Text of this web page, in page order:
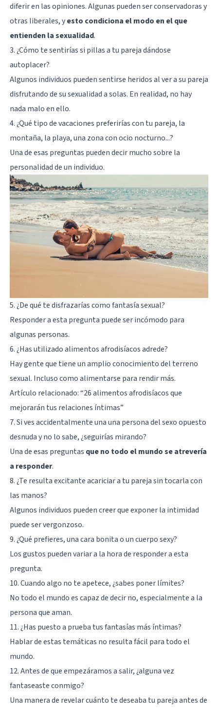
diferir en las opiniones. Algunas pueden ser conservadoras y
otras liberales, yesto condiciona el modo en el que
entienden la sexualidad.
3. ¿Cómo te sentirías si pillas a tu pareja dándose
autoplacer?
Algunos individuos pueden sentirse heridos al ver a su pareja
disfrutando de su sexualidad a solas. En realidad, no hay
nada malo en ello.
4. ¿Qué tipo de vacaciones preferirías con tu pareja, la
montaña, la playa, una zona con ocio nocturno...?
Una de esas preguntas pueden decir mucho sobre la
personalidad de un individuo.
5. ¿De qué te disfrazarías como fantasía sexual?
Responder a esta pregunta puede ser incómodo para
algunas personas.
6. ¿Has utilizado alimentos afrodisíacos adrede?
Hay gente que tiene un amplio conocimiento del terreno
sexual. Incluso como alimentarse para rendir más.
Artículo relacionado: “26 alimentos afrodisíacos que
mejorarán tus relaciones íntimas”
7. Si ves accidentalmente una una persona del sexo opuesto
desnuda y no lo sabe, ¿seguirías mirando?
Una de esas preguntas que no todo el mundo se atrevería
a responder.
8. ¿Te resulta excitante acariciar a tu pareja sin tocarla con
las manos?
Algunos individuos pueden creer que exponer la intimidad
puede ser vergonzoso.
9. ¿Qué prefieres, una cara bonita o un cuerpo sexy?
Los gustos pueden variar a la hora de responder a esta
pregunta.
10. Cuando algo no te apetece, ¿sabes poner límites?
No todo el mundo es capaz de decir no, especialmente a la
persona que aman.
11. ¿Has puesto a prueba tus fantasías más íntimas?
Hablar de estas temáticas no resulta fácil para todo el
mundo.
12. Antes de que empezáramos a salir, ¿alguna vez
fantaseaste conmigo?
Una manera de revelar cuánto te deseaba tu pareja antes de